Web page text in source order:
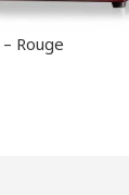
Rouge